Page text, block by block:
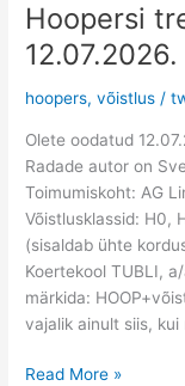
Hoopersi
hoopers,võistlus /
Olete oodatud
Radade autor on
Toimumiskoht: AG
Võistlusklassid: H0,
(sisaldab ühte
Koertekool TUBLI,
märkida:
vajalik ainult siis, kui
Hoopersi
treeningvõistlus
12.07.2026.
–
Read More »